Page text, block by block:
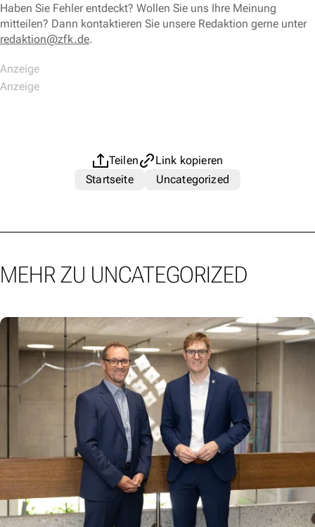
Haben Sie Fehler entdeckt? Wollen Sie uns Ihre Meinung
mitteilen? Dann kontaktieren Sie unsere Redaktion gerne unter
redaktion@zfk.de.
Teilen
Link kopieren
Startseite
Uncategorized
MEHR ZU UNCATEGORIZED